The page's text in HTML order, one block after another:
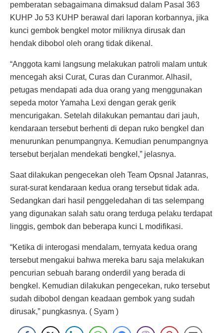
pemberatan sebagaimana dimaksud dalam Pasal 363
KUHP Jo 53 KUHP berawal dari laporan korbannya, jika
kunci gembok bengkel motor miliknya dirusak dan
hendak dibobol oleh orang tidak dikenal.
“Anggota kami langsung melakukan patroli malam untuk
mencegah aksi Curat, Curas dan Curanmor. Alhasil,
petugas mendapati ada dua orang yang menggunakan
sepeda motor Yamaha Lexi dengan gerak gerik
mencurigakan. Setelah dilakukan pemantau dari jauh,
kendaraan tersebut berhenti di depan ruko bengkel dan
menurunkan penumpangnya. Kemudian penumpangnya
tersebut berjalan mendekati bengkel,” jelasnya.
Saat dilakukan pengecekan oleh Team Opsnal Jatanras,
surat-surat kendaraan kedua orang tersebut tidak ada.
Sedangkan dari hasil penggeledahan di tas selempang
yang digunakan salah satu orang terduga pelaku terdapat
linggis, gembok dan beberapa kunci L modifikasi.
“Ketika di interogasi mendalam, ternyata kedua orang
tersebut mengakui bahwa mereka baru saja melakukan
pencurian sebuah barang onderdil yang berada di
bengkel. Kemudian dilakukan pengecekan, ruko tersebut
sudah dibobol dengan keadaan gembok yang sudah
dirusak,” pungkasnya. ( Syam )